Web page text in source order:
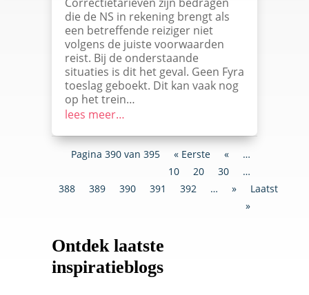
die de NS in rekening brengt als
een betreffende reiziger niet
volgens de juiste voorwaarden
reist. Bij de onderstaande
situaties is dit het geval. Geen Fyra
toeslag geboekt. Dit kan vaak nog
op het trein…
lees meer…
Pagina 390 van 395 « Eerste «
…
10
20 30
…
388
389 390 391 392 … »
Laatste
»
Ontdek laatste
inspiratieblogs